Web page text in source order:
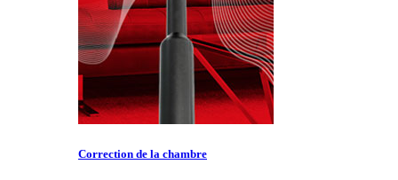
Correction de la chambre